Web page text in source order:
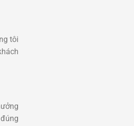
tôi